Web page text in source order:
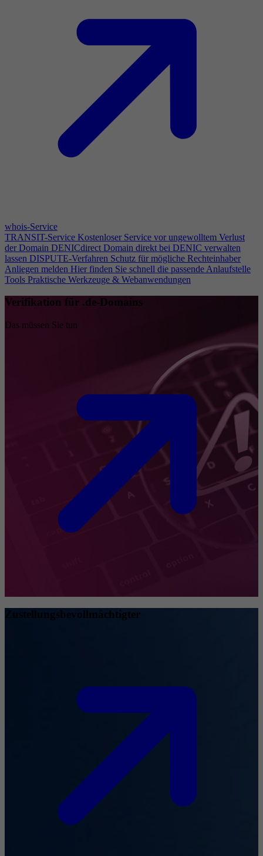
whois-Service
TRANSIT-Service Kostenloser Service vor ungewolltem Verlust
der Domain DENICdirect Domain direkt bei DENIC verwalten
lassen DISPUTE-Verfahren Schutz für mögliche Rechteinhaber
Anliegen melden Hier finden Sie schnell die passende Anlaufstelle
Tools Praktische Werkzeuge & Webanwendungen
Verifikation für .de-Domains
Das müssen Sie tun
Zustellungsbevollmächtigter